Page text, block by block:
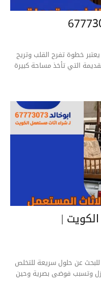
خطوة تفرح القلب وتريح
التي تأخذ مساحة كبيرة
|
للبحث عن حلول سريعة للتخلص
وتسبب فوضى بصرية وحين